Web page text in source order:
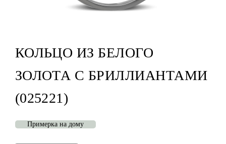
КОЛЬЦО ИЗ БЕЛОГО
ЗОЛОТА С БРИЛЛИАНТАМИ
(025221)
Примерка на дому